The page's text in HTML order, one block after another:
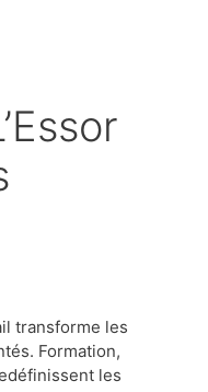
transforme les
Formation,
les